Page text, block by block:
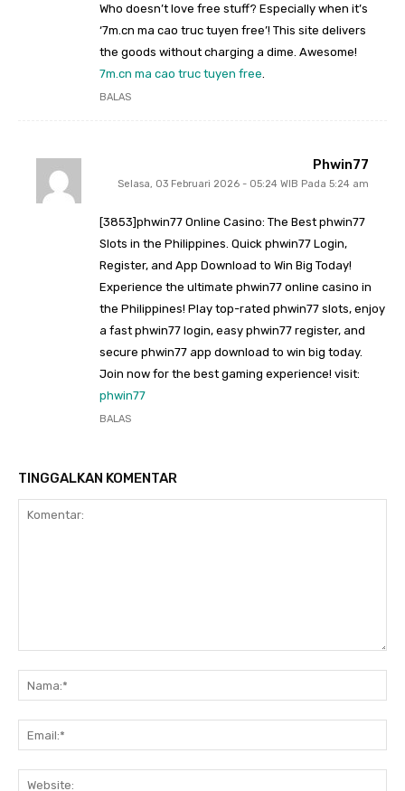
Who doesn’t love free stuff? Especially when it’s
‘7m.cn ma cao truc tuyen free’! This site delivers
the goods without charging a dime. Awesome!
7m.cn ma cao truc tuyen free.
BALAS
Phwin77
Selasa, 03 Februari 2026 - 05:24 WIB Pada 5:24 am
[3853]phwin77 Online Casino: The Best phwin77
Slots in the Philippines. Quick phwin77 Login,
Register, and App Download to Win Big Today!
Experience the ultimate phwin77 online casino in
the Philippines! Play top-rated phwin77 slots, enjoy
a fast phwin77 login, easy phwin77 register, and
secure phwin77 app download to win big today.
Join now for the best gaming experience! visit:
phwin77
BALAS
TINGGALKAN KOMENTAR